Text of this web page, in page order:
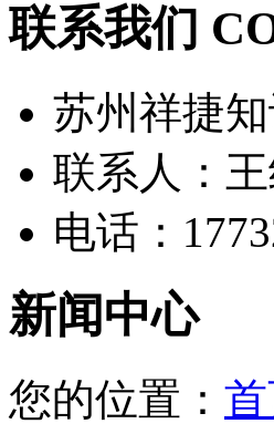
联系我们
苏州祥捷
联系人：
电话：
新闻中心
您的位置：